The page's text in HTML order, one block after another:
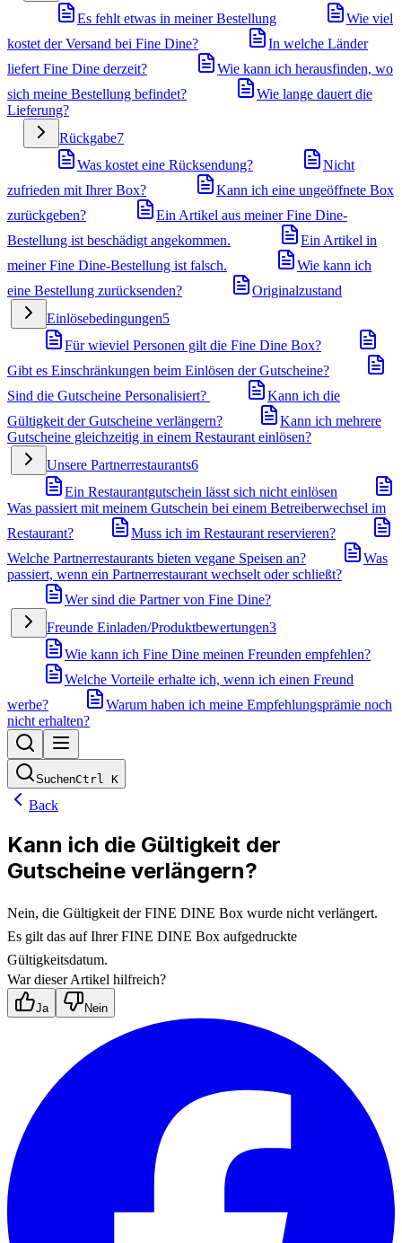
Es fehlt etwas in meiner Bestellung
Wie viel
kostet der Versand bei Fine Dine?
In welche Länder
liefert Fine Dine derzeit?
Wie kann ich herausfinden, wo
sich meine Bestellung befindet?
Wie lange dauert die
Lieferung?
Rückgabe7
Was kostet eine Rücksendung?
Nicht
zufrieden mit Ihrer Box?
Kann ich eine ungeöffnete Box
zurückgeben?
Ein Artikel aus meiner Fine Dine-
Bestellung ist beschädigt angekommen.
Ein Artikel in
meiner Fine Dine-Bestellung ist falsch.
Wie kann ich
eine Bestellung zurücksenden?
Originalzustand
Einlösebedingungen5
Für wieviel Personen gilt die Fine Dine Box?
Gibt es Einschränkungen beim Einlösen der Gutscheine?
Sind die Gutscheine Personalisiert?
Kann ich die
Gültigkeit der Gutscheine verlängern?
Kann ich mehrere
Gutscheine gleichzeitig in einem Restaurant einlösen?
Unsere Partnerrestaurants6
Ein Restaurantgutschein lässt sich nicht einlösen
Was passiert mit meinem Gutschein bei einem Betreiberwechsel im
Restaurant?
Muss ich im Restaurant reservieren?
Welche Partnerrestaurants bieten vegane Speisen an?
Was
passiert, wenn ein Partnerrestaurant wechselt oder schließt?
Wer sind die Partner von Fine Dine?
Freunde Einladen/Produktbewertungen3
Wie kann ich Fine Dine meinen Freunden empfehlen?
Welche Vorteile erhalte ich, wenn ich einen Freund
werbe?
Warum haben ich meine Empfehlungsprämie noch
nicht erhalten?
SuchenCtrl K
Back
Kann ich die Gültigkeit der
Gutscheine verlängern?
Nein, die Gültigkeit der FINE DINE Box wurde nicht verlängert.
Es gilt das auf Ihrer FINE DINE Box aufgedruckte
Gültigkeitsdatum.
War dieser Artikel hilfreich?
Ja Nein